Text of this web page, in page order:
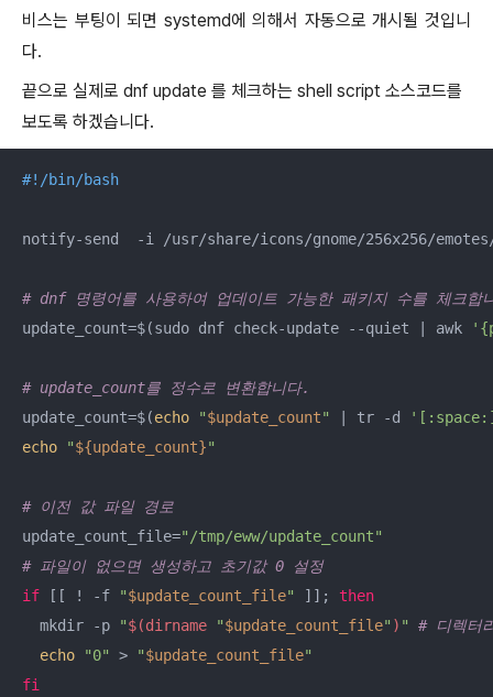
비스는 부팅이 되면 systemd에 의해서 자동으로 개시될 것입니
다.
끝으로 실제로 dnf update 를 체크하는 shell script 소스코드를
보도록 하겠습니다.
#!/bin/bash
notify-send  -i /usr/share/icons/gnome/256x256/
# dnf 명령어를 사용하여 업데이트 가능한 패키지 수를 체크합
update_count=$(sudo dnf check-update --quiet | awk
# update_count를 정수로 변환합니다.
update_count=$(echo "$update_count" | tr -d
echo
"${update_count}"
# 이전 값 파일 경로
update_count_file="/tmp/eww/update_count"
# 파일이 없으면 생성하고 초기값 0 설정
if [[ ! -f "$update_count_file" ]]; then
  mkdir -p
"$(dirname "$update_count_file" ) "
# 디렉터
echo
"0" > "$update_count_file"
fi